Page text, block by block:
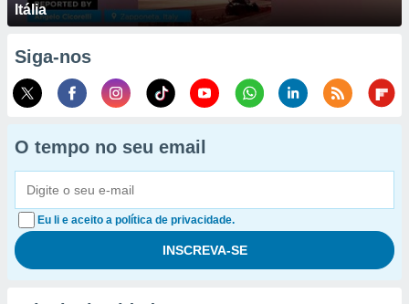
Itália
Siga-nos
O tempo no seu email
Eu li e aceito a política de privacidade.